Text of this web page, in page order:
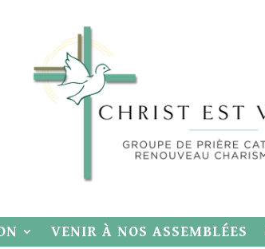
VENIR À NOS ASSEMBLÉES